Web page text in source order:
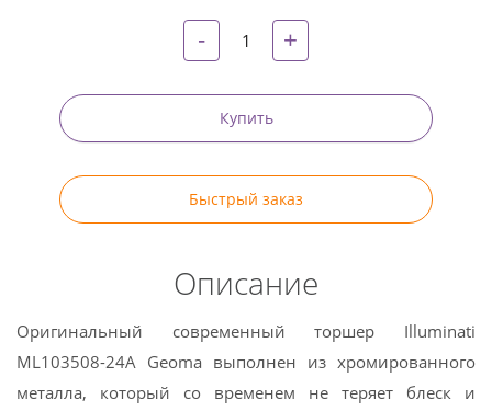
Pinterest
- +
Купить
Быстрый заказ
Описание
Оригинальный современный торшер Illuminati
ML103508-24A Geoma выполнен из хромированного
металла, который со временем не теряет блеск и